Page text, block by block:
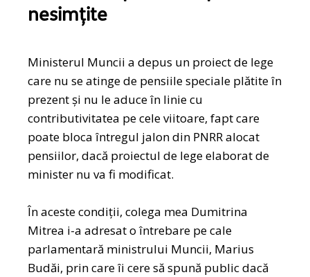
nesimțite
Ministerul Muncii a depus un proiect de lege
care nu se atinge de pensiile speciale plătite în
prezent și nu le aduce în linie cu
contributivitatea pe cele viitoare, fapt care
poate bloca întregul jalon din PNRR alocat
pensiilor, dacă proiectul de lege elaborat de
minister nu va fi modificat.
În aceste condiții, colega mea Dumitrina
Mitrea i-a adresat o întrebare pe cale
parlamentară ministrului Muncii, Marius
Budăi, prin care îi cere să spună public dacă